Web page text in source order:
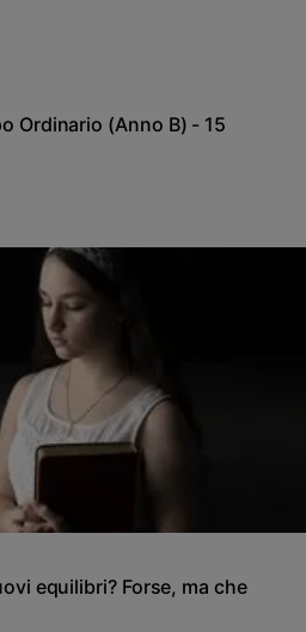
Ordinario (Anno B) - 15
equilibri? Forse, ma che